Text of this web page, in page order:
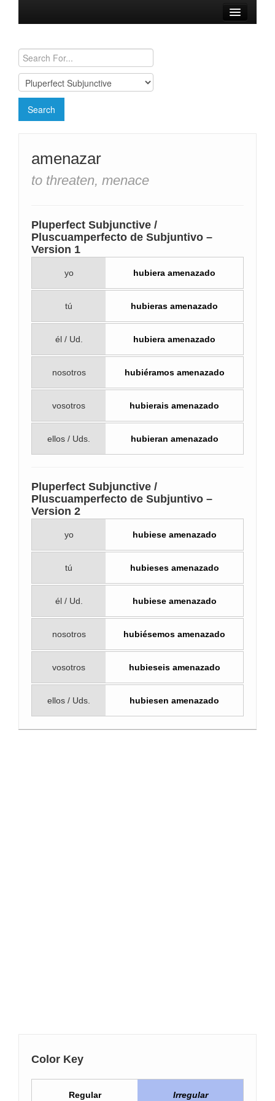
Conjugation Charts
Need a Spanish Tutor?
amenazar
to threaten, menace
Pluperfect Subjunctive /
Pluscuamperfecto de Subjuntivo –
Version 1
yo hubiera amenazado
tú hubieras amenazado
él / Ud. hubiera amenazado
nosotros hubiéramos amenazado
vosotros hubierais amenazado
ellos / Uds. hubieran amenazado
Pluperfect Subjunctive /
Pluscuamperfecto de Subjuntivo –
Version 2
yo hubiese amenazado
tú hubieses amenazado
él / Ud. hubiese amenazado
nosotros hubiésemos amenazado
vosotros hubieseis amenazado
ellos / Uds. hubiesen amenazado
Color Key
Regular Irregular